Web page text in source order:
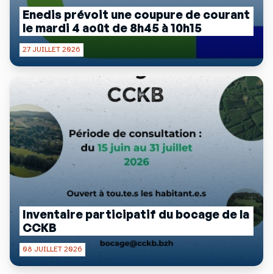
Enedis prévoit une coupure de courant
le mardi 4 août de 8h45 à 10h15
27 JUILLET 2026
Inventaire participatif du bocage de la
CCKB
08 JUILLET 2026